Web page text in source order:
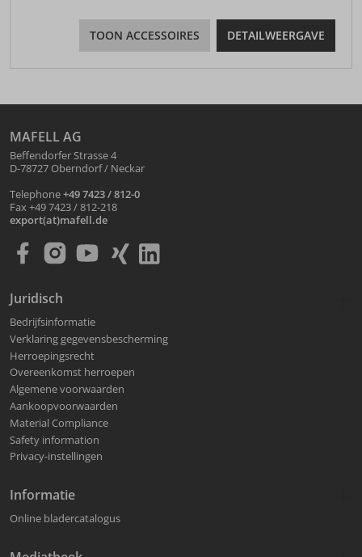
TOON ACCESSOIRES DETAILWEERGAVE
MAFELL AG
Beffendorfer Strasse 4
D-78727 Oberndorf / Neckar
Telephone+49 7423 / 812-0
Fax +49 7423 / 812-218
export(at)mafell.de
Juridisch
Bedrijfsinformatie
Verklaring gegevensbescherming
Herroepingsrecht
Overeenkomst herroepen
Algemene voorwaarden
Aankoopvoorwaarden
Material Compliance
Safety information
Privacy-instellingen
Informatie
Online bladercatalogus